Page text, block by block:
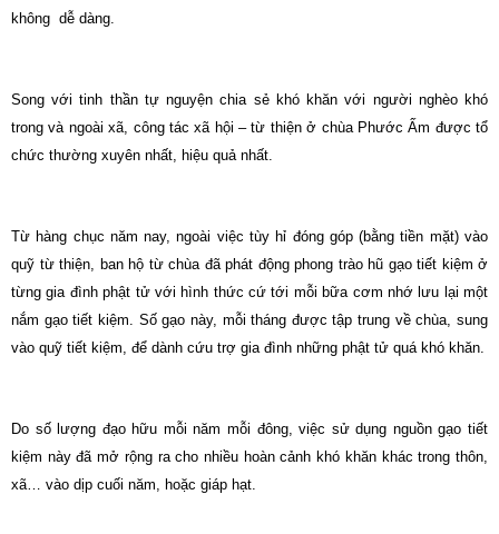
không dễ dàng.
Song với tinh thần tự nguyện chia sẻ khó khăn với người nghèo khó
trong và ngoài xã, công tác xã hội – từ thiện ở chùa Phước Ấm được tổ
chức thường xuyên nhất, hiệu quả nhất.
Từ hàng chục năm nay, ngoài việc tùy hỉ đóng góp (bằng tiền mặt) vào
quỹ từ thiện, ban hộ từ chùa đã phát động phong trào hũ gạo tiết kiệm ở
từng gia đình phật tử với hình thức cứ tới mỗi bữa cơm nhớ lưu lại một
nắm gạo tiết kiệm. Số gạo này, mỗi tháng được tập trung về chùa, sung
vào quỹ tiết kiệm, để dành cứu trợ gia đình những phật tử quá khó khăn.
Do số lượng đạo hữu mỗi năm mỗi đông, việc sử dụng nguồn gạo tiết
kiệm này đã mở rộng ra cho nhiều hoàn cảnh khó khăn khác trong thôn,
xã… vào dịp cuối năm, hoặc giáp hạt.